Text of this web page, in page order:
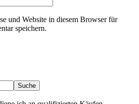
und Website in diesem Browser für
speichern.